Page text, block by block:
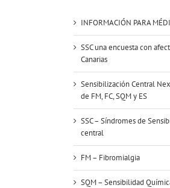
INFORMACIÓN PARA
SSC una encuesta con
Canarias
Sensibilización Central
de FM, FC, SQM y ES
SSC – Síndromes de
central
FM – Fibromialgia
SQM – Sensibilidad